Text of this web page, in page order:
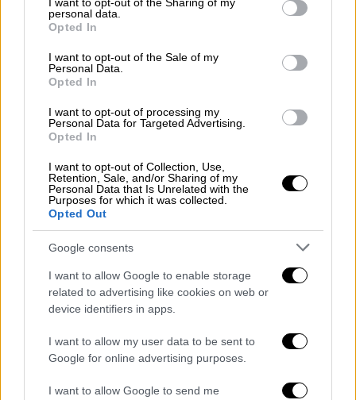
grant or deny consent to Google and its third-party tags to
use your data for below specified purposes in below Google
consent section.
personal data.
Opted In
I want to opt-out of the Sale of my
Personal Data.
Opted In
I want to opt-out of processing my
Personal Data for Targeted Advertising.
Opted In
I want to opt-out of Collection, Use,
Retention, Sale, and/or Sharing of my
Personal Data that Is Unrelated with the
Purposes for which it was collected.
Opted Out
Google consents
I want to allow Google to enable storage
related to advertising like cookies on web or
device identifiers in apps.
I want to allow my user data to be sent to
Google for online advertising purposes.
I want to allow Google to send me
και ακολούθως πήρε µια µικρή παράταση 48
ωρών.
Δεν αιφνιδιαστήκαμε
Τι συνέβη αυτά τα τελευταία δραµατικά
εικοσιτετράωρα πριν από την εισβολή των
φασιστικών δυνάµεων στη χώρα µας; Ποια
Αθήνα; Τι ανέφερε οδικτάτορας
πρωθυπουργός Ιωάννης Μεταξάς
στο
ηµερολόγιό του και πώς βίωνε το τελευταίο
Το σίγουρο είναι ότι δεν αιφνιδιαστήκαµε,
αφού υπήρχε έντονη καχυποψία έναντι των
γειτόνων µας από τις 15 Αυγούστου, την
ηµέρα της εορτής της Κοιµήσεως της
Θεοτόκου, που τορπιλίστηκε στο λιµάνι της
Τήνου το καταδροµικό «Ελλη» από ιταλικό
υποβρύχιο.